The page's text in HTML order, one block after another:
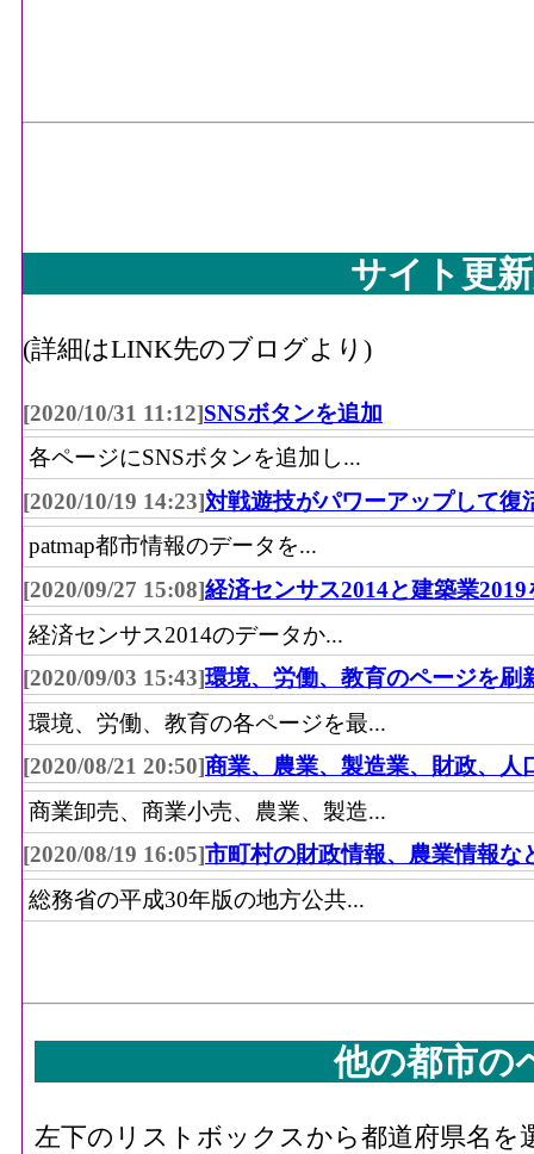
サイト更
(詳細はLINK先のブログより)
[2020/10/31 11:12]SNSボタンを追加
各ページにSNSボタンを追加し...
[2020/10/19 14:23]対戦遊技がパワーアップして復
patmap都市情報のデータを...
[2020/09/27 15:08]経済センサス2014と建築業2019
経済センサス2014のデータか...
[2020/09/03 15:43]環境、労働、教育のページを刷
環境、労働、教育の各ページを最...
[2020/08/21 20:50]商業、農業、製造業、財政、人
商業卸売、商業小売、農業、製造...
[2020/08/19 16:05]市町村の財政情報、農業情報な
総務省の平成30年版の地方公共...
他の都市の
左下のリストボックスから都道府県名